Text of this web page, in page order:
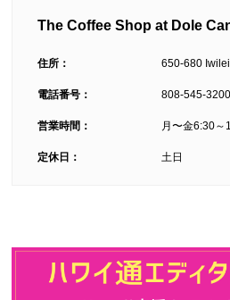
The Coffee Shop at Dole
住所： 650-680
電話番号： 808-545-3200
営業時間： 月〜金6:30～
定休日： 土日